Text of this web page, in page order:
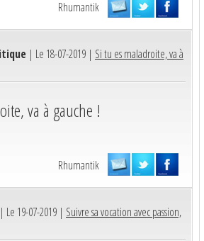
Rhumantik
| Le 18-07-2019 | Si tu es maladroite, va à
va à gauche !
Rhumantik
| Le 19-07-2019 | Suivre sa vocation avec passion,